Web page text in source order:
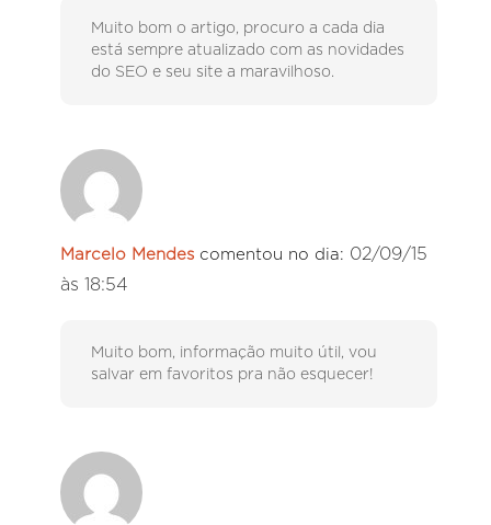
Muito bom o artigo, procuro a cada dia
está sempre atualizado com as novidades
do SEO e seu site a maravilhoso.
Marcelo Mendes comentou no dia: 02/09/15
às 18:54
Muito bom, informação muito útil, vou
salvar em favoritos pra não esquecer!